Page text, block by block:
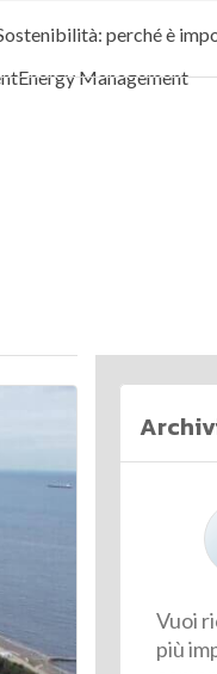
perché è
Energy Management
Vuoi
più